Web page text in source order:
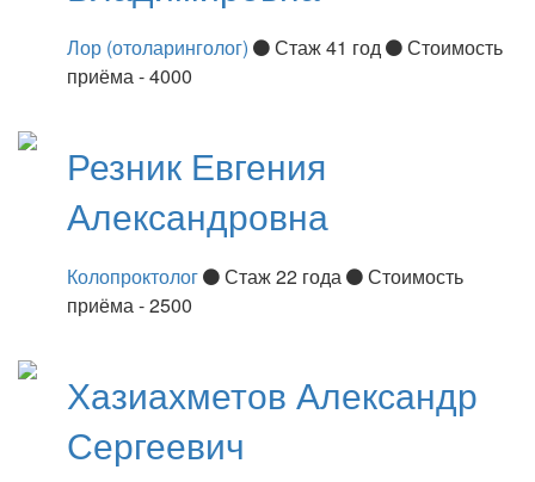
Лор (отоларинголог) Стаж 41 год
Стоимость
приёма - 4000
Резник Евгения
Александровна
Колопроктолог Стаж 22 года
Стоимость
приёма - 2500
Хазиахметов Александр
Сергеевич